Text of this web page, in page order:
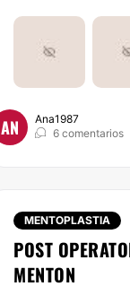
AN
Ana1987
6 comentarios
MENTOPLASTIA
POST
MENTON